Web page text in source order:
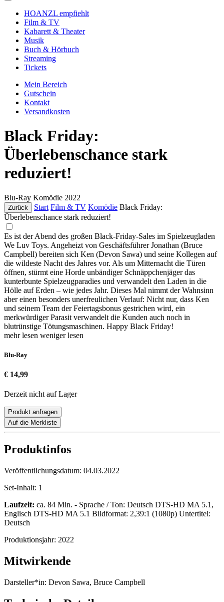
HOANZL empfiehlt
Film & TV
Kabarett & Theater
Musik
Buch & Hörbuch
Streaming
Tickets
Mein Bereich
Gutschein
Kontakt
Versandkosten
Black Friday:
Überlebenschance stark
reduziert!
Blu-Ray Komödie 2022
Zurück Start Film & TV Komödie Black Friday:
Überlebenschance stark reduziert!
Es ist der Abend des großen Black-Friday-Sales im Spielzeugladen
We Luv Toys. Angeheizt von Geschäftsführer Jonathan (Bruce
Campbell) bereiten sich Ken (Devon Sawa) und seine Kollegen auf
die wildeste Nacht des Jahres vor. Als um Mitternacht die Türen
öffnen, stürmt eine Horde unbändiger Schnäppchenjäger das
kunterbunte Spielzeugparadies und verwandelt den Laden in die
Hölle auf Erden – wie jedes Jahr. Dieses Mal nimmt der Wahnsinn
aber einen besonders unerfreulichen Verlauf: Nicht nur, dass Ken
und seinem Team der Feiertagsbonus gestrichen wird, ein
merkwürdiger Parasit verwandelt die Kunden auch noch in
blutrünstige Tötungsmaschinen. Happy Black Friday!
mehr lesen weniger lesen
Blu-Ray
€ 14,99
Derzeit nicht auf Lager
Produkt anfragen
Auf die Merkliste
Produktinfos
Veröffentlichungsdatum: 04.03.2022
Set-Inhalt: 1
Laufzeit: ca. 84 Min. - Sprache / Ton: Deutsch DTS-HD MA 5.1,
Englisch DTS-HD MA 5.1 Bildformat: 2,39:1 (1080p) Untertitel:
Deutsch
Produktionsjahr: 2022
Mitwirkende
Darsteller*in: Devon Sawa, Bruce Campbell